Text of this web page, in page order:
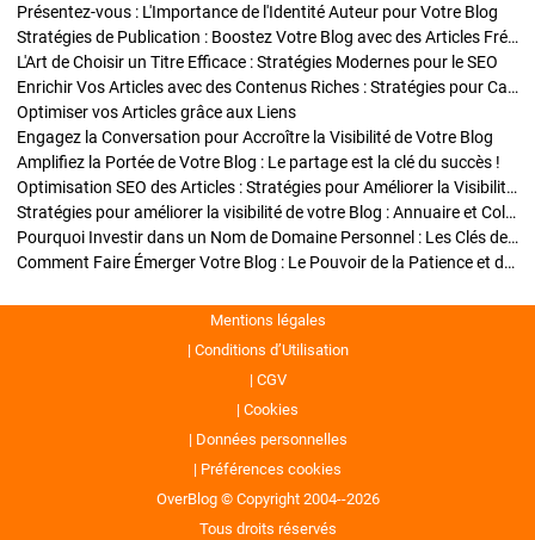
Présentez-vous : L'Importance de l'Identité Auteur pour Votre Blog
Stratégies de Publication : Boostez Votre Blog avec des Articles Fréquents et Exclusifs
L'Art de Choisir un Titre Efficace : Stratégies Modernes pour le SEO
Enrichir Vos Articles avec des Contenus Riches : Stratégies pour Captiver et Optimiser
Optimiser vos Articles grâce aux Liens
Engagez la Conversation pour Accroître la Visibilité de Votre Blog
Amplifiez la Portée de Votre Blog : Le partage est la clé du succès !
Optimisation SEO des Articles : Stratégies pour Améliorer la Visibilité de Votre Blog
Stratégies pour améliorer la visibilité de votre Blog : Annuaire et Collaborations
Pourquoi Investir dans un Nom de Domaine Personnel : Les Clés de la Réussite de Votre Blog
Comment Faire Émerger Votre Blog : Le Pouvoir de la Patience et de la Persévérance
Mentions légales
Conditions d’Utilisation
CGV
Cookies
Données personnelles
Préférences cookies
OverBlog © Copyright 2004--2026
Tous droits réservés